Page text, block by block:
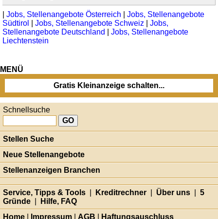
Jobs, Stellenangebote Österreich
Jobs, Stellenangebote
Südtirol
Jobs, Stellenangebote Schweiz
Jobs,
Stellenangebote Deutschland
Jobs, Stellenangebote
Liechtenstein
MENÜ
Gratis Kleinanzeige schalten...
Schnellsuche
Stellen Suche
Neue Stellenangebote
Stellenanzeigen Branchen
Service, Tipps & Tools Kreditrechner Über uns
5
Gründe
Hilfe, FAQ
Home
Impressum AGB Haftungsauschluss